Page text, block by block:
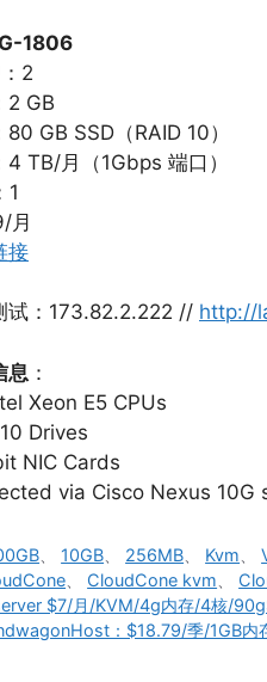
1806
2
2 GB
80 GB SSD（RAID 10）
4 TB/月（1Gbps 端口）
1
月
接
试：173.82.2.222 // http://
息 ：
Xeon E5 CPUs
Drives
NIC Cards
via Cisco Nexus
10GB 256MB Kvm 、
CloudCone kvm
$7/月/KVM/4g内存/4核/
：$18.79/季/1GB内